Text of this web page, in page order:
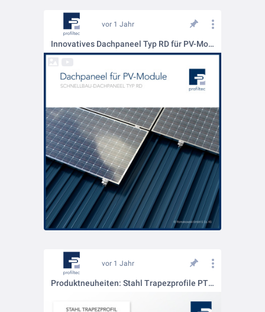
vor 1 Jahr
Innovatives Dachpaneel Typ RD für PV-Module
vor 1 Jahr
Produktneuheiten: Stahl Trapezprofile PT 155-280 und PT 160-250